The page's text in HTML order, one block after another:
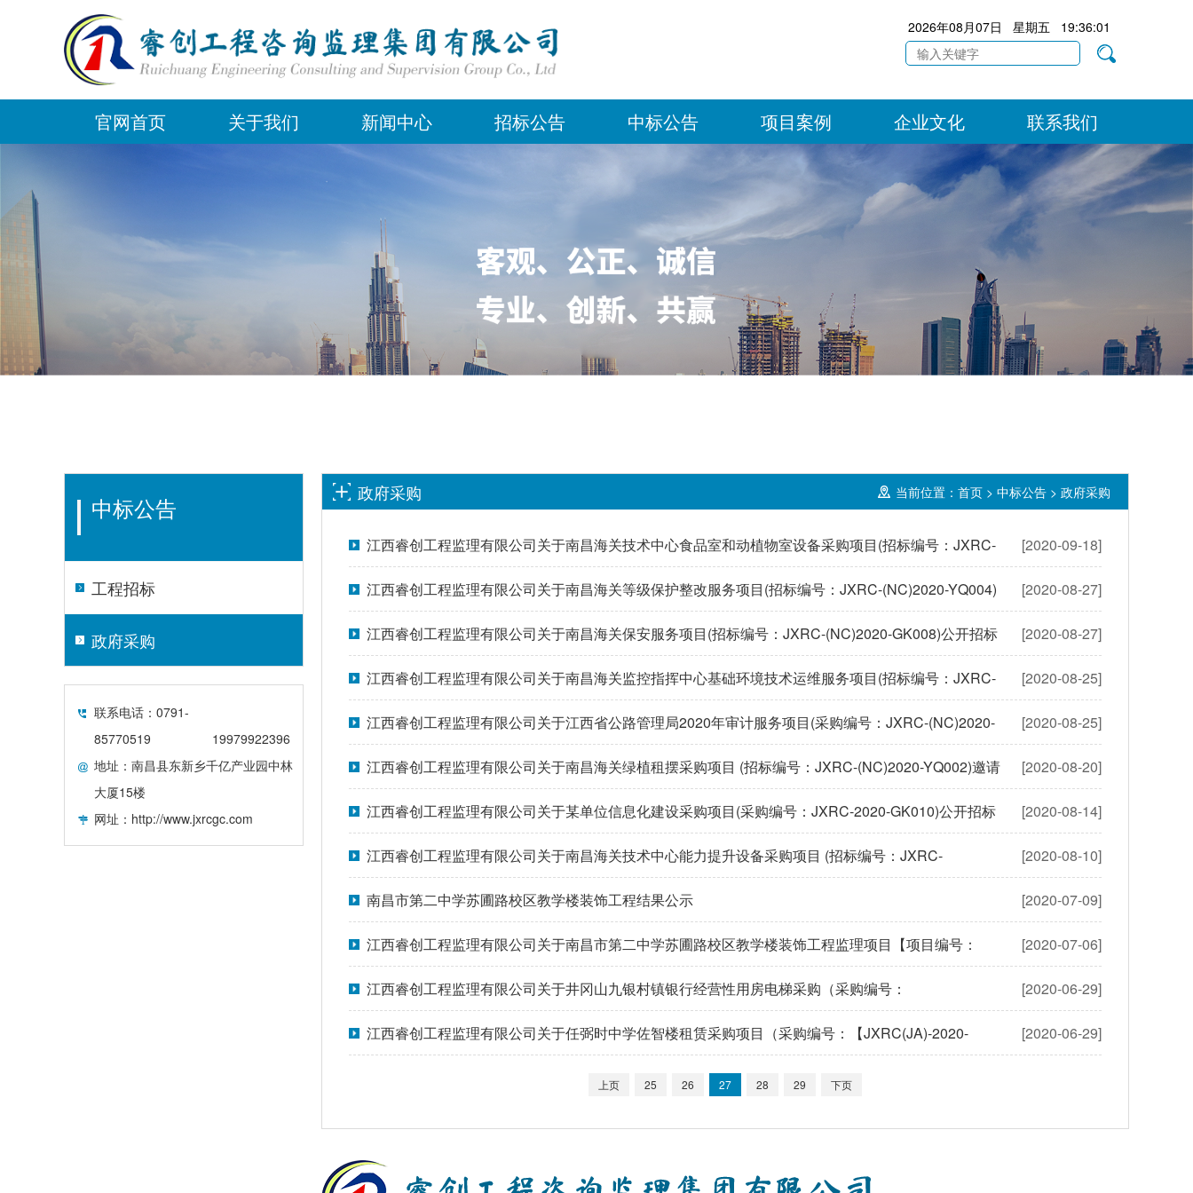
2026年08月07日 星期五 19:36:02
官网首页 关于我们 新闻中心 招标公告 中标公告 项目案例 企业文化 联系我们
中标公告
工程招标
政府采购
联系电话：0791-
85770519
19979922396
地址：南昌县东新乡千亿产业园中林
大厦15楼
网址：http://www.jxrcgc.com
政府采购 当前位置： 首页 > 中标公告 > 政府采购
江西睿创工程监理有限公司关于南昌海关技术中心食品室和动植物室设备采购项目(招标编号：JXRC-
(NC)2020-YQ005)邀请招标中标结果公告
[2020-09-18]
江西睿创工程监理有限公司关于南昌海关等级保护整改服务项目(招标编号：JXRC-(NC)2020-YQ004)
邀请招标中标结果公告
[2020-08-27]
江西睿创工程监理有限公司关于南昌海关保安服务项目(招标编号：JXRC-(NC)2020-GK008)公开招标
中标结果公告
[2020-08-27]
江西睿创工程监理有限公司关于南昌海关监控指挥中心基础环境技术运维服务项目(招标编号：JXRC-
(NC)2020-YQ003)邀请招标中标结果公告
[2020-08-25]
江西睿创工程监理有限公司关于江西省公路管理局2020年审计服务项目(采购编号：JXRC-(NC)2020-
CS006)竞争性磋商成交结果公告
[2020-08-25]
江西睿创工程监理有限公司关于南昌海关绿植租摆采购项目 (招标编号：JXRC-(NC)2020-YQ002)邀请
招标中标结果公告
[2020-08-20]
江西睿创工程监理有限公司关于某单位信息化建设采购项目(采购编号：JXRC-2020-GK010)公开招标
成交结果公告
[2020-08-14]
江西睿创工程监理有限公司关于南昌海关技术中心能力提升设备采购项目 (招标编号：JXRC-
(NC)2020-YQ001)邀请招标中标结果公告
[2020-08-10]
南昌市第二中学苏圃路校区教学楼装饰工程结果公示 [2020-07-09]
江西睿创工程监理有限公司关于南昌市第二中学苏圃路校区教学楼装饰工程监理项目【项目编号：
JXRC-2020-JT001】竞争性谈判成交结果公示
[2020-07-06]
江西睿创工程监理有限公司关于井冈山九银村镇银行经营性用房电梯采购（采购编号：
【JXRC(JA)-2020-CG28-2】）竞争性磋商采购预成交结果公示
[2020-06-29]
江西睿创工程监理有限公司关于任弼时中学佐智楼租赁采购项目（采购编号：【JXRC(JA)-2020- [2020-06-29]
上页 25 26 27 28 29 下页